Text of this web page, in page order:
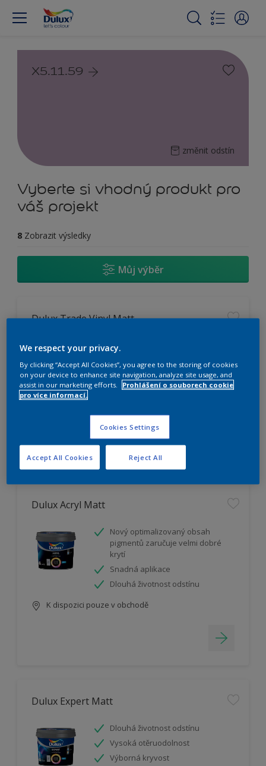
X5.11.59
změnit odstín
Vyberte si vhodný produkt pro
váš projekt
8 Zobrazit výsledky
Můj výběr
Dulux Trade Vinyl Matt
Omyvatelný
Vysoká otěruodolnost
Extrémní vydatnost
Dulux Acryl Matt
Nový optimalizovaný obsah
pigmentů zaručuje velmi dobré
krytí
Snadná aplikace
Dlouhá životnost odstínu
K dispozici pouze v obchodě
Dulux Expert Matt
Dlouhá životnost odstínu
Vysoká otěruodolnost
Výborná kryvost
We respect your privacy.
By clicking “Accept All Cookies”, you agree to the storing of cookies
on your device to enhance site navigation, analyze site usage, and
assist in our marketing efforts.
Prohlášení o souborech cookie
pro více informací.
Cookies Settings
Reject All
Accept All Cookies